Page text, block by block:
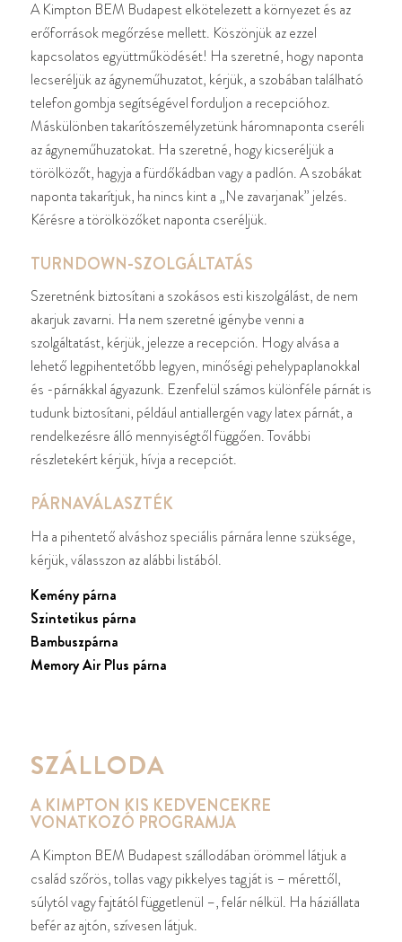
A Kimpton BEM Budapest elkötelezett a környezet és az
erőforrások megőrzése mellett. Köszönjük az ezzel
kapcsolatos együttműködését! Ha szeretné, hogy naponta
lecseréljük az ágyneműhuzatot, kérjük, a szobában található
telefon gombja segítségével forduljon a recepcióhoz.
Máskülönben takarítószemélyzetünk háromnaponta cseréli
az ágyneműhuzatokat. Ha szeretné, hogy kicseréljük a
törölközőt, hagyja a fürdőkádban vagy a padlón. A szobákat
naponta takarítjuk, ha nincs kint a „Ne zavarjanak” jelzés.
Kérésre a törölközőket naponta cseréljük.
TURNDOWN-SZOLGÁLTATÁS
Szeretnénk biztosítani a szokásos esti kiszolgálást, de nem
akarjuk zavarni. Ha nem szeretné igénybe venni a
szolgáltatást, kérjük, jelezze a recepción. Hogy alvása a
lehető legpihentetőbb legyen, minőségi pehelypaplanokkal
és -párnákkal ágyazunk. Ezenfelül számos különféle párnát is
tudunk biztosítani, például antiallergén vagy latex párnát, a
rendelkezésre álló mennyiségtől függően. További
részletekért kérjük, hívja a recepciót.
PÁRNAVÁLASZTÉK
Ha a pihentető alváshoz speciális párnára lenne szüksége,
kérjük, válasszon az alábbi listából.
Kemény párna
Szintetikus párna
Bambuszpárna
Memory Air Plus párna
SZÁLLODA
A KIMPTON KIS KEDVENCEKRE
VONATKOZÓ PROGRAMJA
A Kimpton BEM Budapest szállodában örömmel látjuk a
család szőrös, tollas vagy pikkelyes tagját is – mérettől,
súlytól vagy fajtától függetlenül –, felár nélkül. Ha háziállata
befér az ajtón, szívesen látjuk.